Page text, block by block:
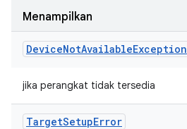
Menampilkan
DeviceNotAvailableException
jika perangkat tidak tersedia
TargetSetupError